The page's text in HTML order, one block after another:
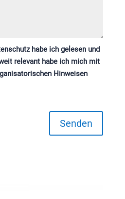
habe ich gelesen und
relevant habe ich mich mit
Hinweisen
Senden